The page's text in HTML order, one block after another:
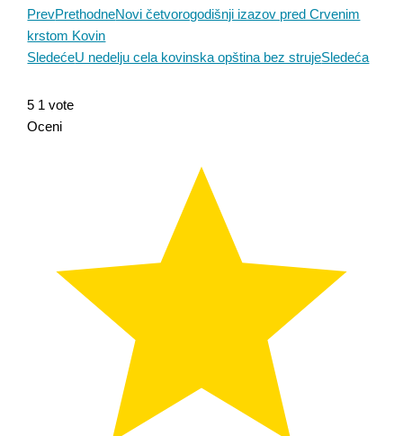
PrevPrethodneNovi četvorogodišnji izazov pred Crvenim
krstom Kovin
SledećeU nedelju cela kovinska opština bez strujeSledeća
5 1 vote
Oceni